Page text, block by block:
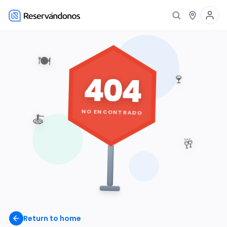
Return to home
🍽️
🍷
🥂
🍝
404
NO ENCONTRADO